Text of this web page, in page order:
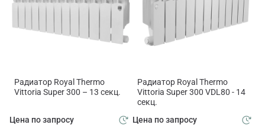
Радиатор Royal Thermo
Vittoria Super 300 – 13 секц.
Цена по запросу
Радиатор Royal Thermo
Vittoria Super 300 VDL80 - 14
секц.
Цена по запросу